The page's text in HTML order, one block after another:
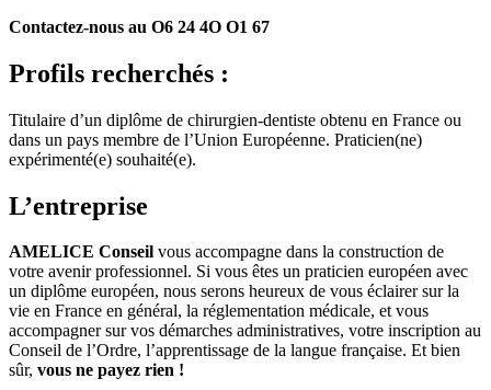
Contactez-nous au O6 24 4O O1 67
Profils recherchés :
Titulaire d’un diplôme de chirurgien-dentiste obtenu en France ou
dans un pays membre de l’Union Européenne. Praticien(ne)
expérimenté(e) souhaité(e).
L’entreprise
AMELICE Conseil vous accompagne dans la construction de
votre avenir professionnel. Si vous êtes un praticien européen avec
un diplôme européen, nous serons heureux de vous éclairer sur la
vie en France en général, la réglementation médicale, et vous
accompagner sur vos démarches administratives, votre inscription au
Conseil de l’Ordre, l’apprentissage de la langue française. Et bien
sûr, vous ne payez rien !